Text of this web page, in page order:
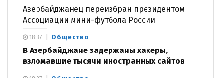
Азербайджанец переизбран президентом
Ассоциации мини-футбола России
Общество
В Азербайджане задержаны хакеры,
взломавшие тысячи иностранных сайтов
18:37